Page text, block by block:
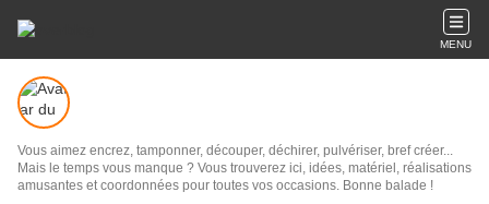
MENU
Vous aimez encrez, tamponner, découper, déchirer, pulvériser, bref créer...
Mais le temps vous manque ? Vous trouverez ici, idées, matériel, réalisations
amusantes et coordonnées pour toutes vos occasions. Bonne balade !